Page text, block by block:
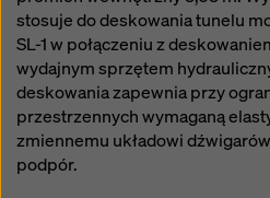
stosuje do deskowania tunelu
SL-1 w połączeniu z
wydajnym sprzętem
deskowania zapewnia przy
przestrzennych wymaganą
zmiennemu układowi
podpór.